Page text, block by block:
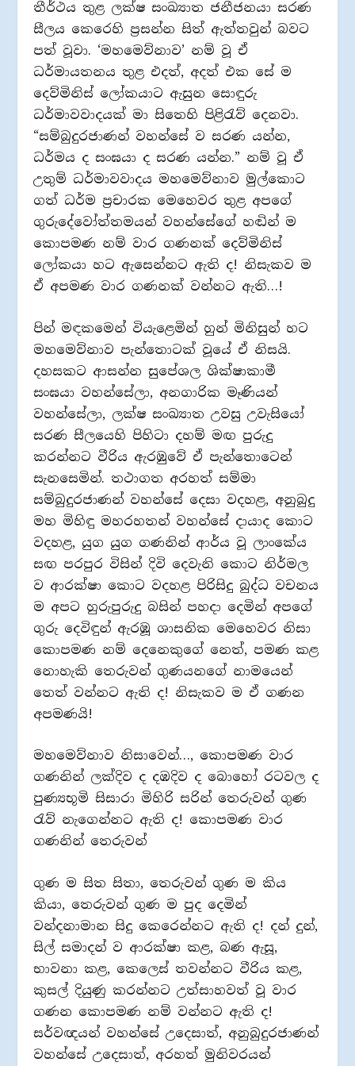
තීර්ථය තුළ ලක්ෂ සංඛ්‍යාත ජනීජනයා සරණ
සීලය කෙරෙහි ප්‍රසන්න සිත් ඇත්තවුන් බවට
පත් වූවා. ‘මහමෙව්නාව’ නම් වූ ඒ
ධර්මායතනය තුළ එදත්, අදත් එක සේ ම
දෙව්මිනිස් ලෝකයාට ඇසුන සොඳුරු
ධර්මාවවාදයක් මා සිතෙහි පිළිරැව් දෙනවා.
“සම්බුදුරජාණන් වහන්සේ ව සරණ යන්න,
ධර්මය ද සංඝයා ද සරණ යන්න.” නම් වූ ඒ
උතුම් ධර්මාවවාදය මහමෙව්නාව මුල්කොට
ගත් ධර්ම ප්‍රචාරක මෙහෙවර තුළ අපගේ
ගුරුදේවෝත්තමයන් වහන්සේගේ හඬින් ම
කොපමණ නම් වාර ගණනක් දෙව්මිනිස්
ලෝකයා හට ඇසෙන්නට ඇති ද! නිසැකව ම
ඒ අපමණ වාර ගණනක් වන්නට ඇති…!
පින් මඳකමෙන් වියැළෙමින් හුන් මිනිසුන් හට
මහමෙව්නාව පැන්තොටක් වූයේ ඒ නිසයි.
දහසකට ආසන්න සුපේශල ශික්ෂාකාමී
සංඝයා වහන්සේලා, අනගාරික මෑණියන්
වහන්සේලා, ලක්ෂ සංඛ්‍යාත උවසු උවැසියෝ
සරණ සීලයෙහි පිහිටා දහම් මඟ පුරුදු
කරන්නට වීරිය ඇරඹුවේ ඒ පැන්තොටෙන්
සැනසෙමින්. තථාගත අරහත් සම්මා
සම්බුදුරජාණන් වහන්සේ දෙසා වදහළ, අනුබුදු
මහ මිහිඳු මහරහතන් වහන්සේ දායාද කොට
වදහළ, යුග යුග ගණනින් ආර්ය වූ ලාංකේය
සඟ පරපුර විසින් දිවි දෙවැනි කොට නිර්මල
ව ආරක්ෂා කොට වදහළ පිරිසිදු බුද්ධ වචනය
ම අපට හුරුපුරුදු බසින් පහදා දෙමින් අපගේ
ගුරු දෙවිඳුන් ඇරඹූ ශාසනික මෙහෙවර නිසා
කොපමණ නම් දෙනෙකුගේ නෙත්, පමණ කළ
නොහැකි තෙරුවන් ගුණයනගේ නාමයෙන්
තෙත් වන්නට ඇති ද! නිසැකව ම ඒ ගණන
අපමණයි!
මහමෙව්නාව නිසාවෙන්…, කොපමණ වාර
ගණනින් ලක්දිව ද දඹදිව ද බොහෝ රටවල ද
පුණ්‍යභූමි සිසාරා මිහිරි සරින් තෙරුවන් ගුණ
රැව් නැගෙන්නට ඇති ද! කොපමණ වාර
ගණනින් තෙරුවන්
ගුණ ම සිත සිතා, තෙරුවන් ගුණ ම කිය
කියා, තෙරුවන් ගුණ ම පුද දෙමින්
වන්දනාමාන සිදු කෙරෙන්නට ඇති ද! දන් දුන්,
සිල් සමාදන් ව ආරක්ෂා කළ, බණ ඇසූ,
භාවනා කළ, කෙලෙස් තවන්නට වීරිය කළ,
කුසල් දියුණු කරන්නට උත්සාහවත් වූ වාර
ගණන කොපමණ නම් වන්නට ඇති ද!
සර්වඥයන් වහන්සේ උදෙසාත්, අනුබුදුරජාණන්
වහන්සේ උදෙසාත්, අරහත් මුනිවරයන්